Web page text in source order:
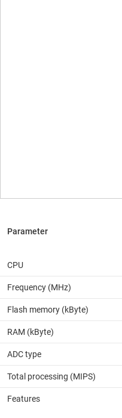
CPU
Frequency (MHz)
Flash memory (kByte)
RAM (kByte)
ADC type
Total processing (MIPS)
Features